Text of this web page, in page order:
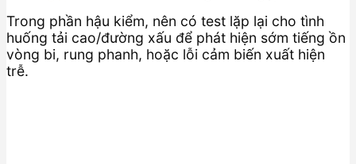
Trong phần hậu kiểm, nên có test lặp lại cho tình
huống tải cao/đường xấu để phát hiện sớm tiếng ồn
vòng bi, rung phanh, hoặc lỗi cảm biến xuất hiện
trễ.